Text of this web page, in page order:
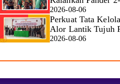
2026-08-06
Perkuat Tata
Alor Lantik Tujuh
2026-08-06